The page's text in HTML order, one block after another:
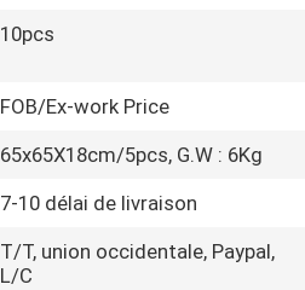
10pcs
FOB/Ex-work Price
65x65X18cm/5pcs, G.W : 6Kg
7-10 délai de livraison
T/T, union occidentale, Paypal,
L/C